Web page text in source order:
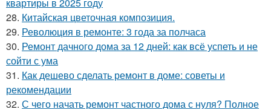
28. Китайская цветочная композиция.
29. Революция в ремонте: 3 года за полчаса
30. Ремонт дачного дома за 12 дней: как всё успеть и не
сойти с ума
31. Как дешево сделать ремонт в доме: советы и
рекомендации
32. С чего начать ремонт частного дома с нуля? Полное